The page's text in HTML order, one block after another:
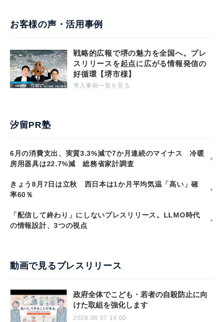
お客様の声・活用事例
戦略的広報で堺の魅力を全国へ。プレ
スリリースを起点に広がる情報発信の
好循環【堺市様】
導入事例一覧を見る
汐留PR塾
6月の消費支出、実質3.3%減で7か月連続のマイナス 冷暖
房用器具は22.7%減 総務省家計調査
きょう8月7日は立秋 西日本は1か月平均気温「高い」確
率60％
「配信して終わり」にしないプレスリリース。LLMO時代
の情報設計、3つの視点
動画で見るプレスリリース
政府全体でこども・若者の自殺防止に向
けた取組を強化します
2026.08.07 14:00